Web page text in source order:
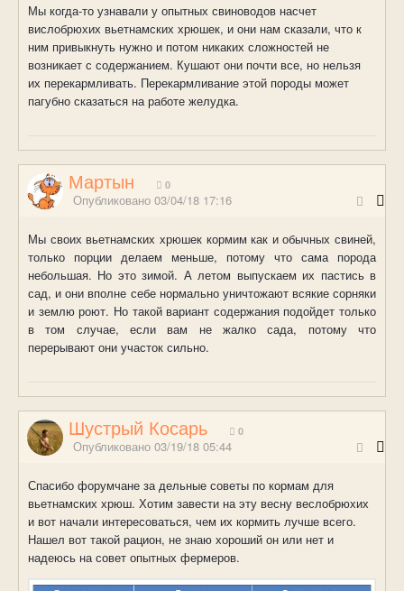
Мы когда-то узнавали у опытных свиноводов насчет
вислобрюхих вьетнамских хрюшек, и они нам сказали, что к
ним привыкнуть нужно и потом никаких сложностей не
возникает с содержанием. Кушают они почти все, но нельзя
их перекармливать. Перекармливание этой породы может
пагубно сказаться на работе желудка.
Мартын 0
Опубликовано 03/04/18 17:16
Мы своих вьетнамских хрюшек кормим как и обычных свиней,
только порции делаем меньше, потому что сама порода
небольшая. Но это зимой. А летом выпускаем их пастись в
сад, и они вполне себе нормально уничтожают всякие сорняки
и землю роют. Но такой вариант содержания подойдет только
в том случае, если вам не жалко сада, потому что
перерывают они участок сильно.
Шустрый Косарь 0
Опубликовано 03/19/18 05:44
Спасибо форумчане за дельные советы по кормам для
вьетнамских хрюш. Хотим завести на эту весну веслобрюхих
и вот начали интересоваться, чем их кормить лучше всего.
Нашел вот такой рацион, не знаю хороший он или нет и
надеюсь на совет опытных фермеров.